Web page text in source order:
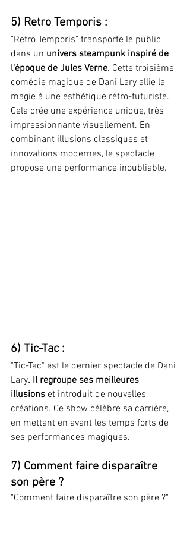
5) Retro Temporis :
"Retro Temporis" transporte le public
dans un univers steampunk inspiré de
l'époque de Jules Verne. Cette troisième
comédie magique de Dani Lary allie la
magie à une esthétique rétro-futuriste.
Cela crée une expérience unique, très
impressionnante visuellement. En
combinant illusions classiques et
innovations modernes, le spectacle
propose une performance inoubliable​.
6) Tic-Tac :
"Tic-Tac" est le dernier spectacle de Dani
Lary. Il regroupe ses meilleures
illusions et introduit de nouvelles
créations. Ce show célèbre sa carrière,
en mettant en avant les temps forts de
ses performances magiques.
7) Comment faire disparaître
son père ?
"Comment faire disparaître son père ?"